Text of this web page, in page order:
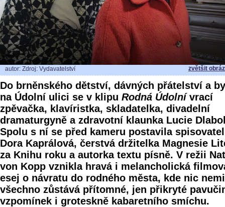
autor: Zdroj: Vydavatelství zvětšit
Do brněnského dětství, dávných přátelství a
na Údolní ulici se v klipu Rodná Údolnívrací
zpěvačka, klavíristka, skladatelka, divadelní
dramaturgyně a zdravotní klaunka Lucie
Spolu s ní se před kameru postavila
Dora Kaprálová, čerstvá držitelka Magnesie
za Knihu roku a autorka textu písně. V režii
von Kopp vznikla hravá i melancholická
esej o návratu do rodného města, kde nic
všechno zůstává přítomné, jen přikryté
vzpomínek i groteskně kabaretního smíchu.